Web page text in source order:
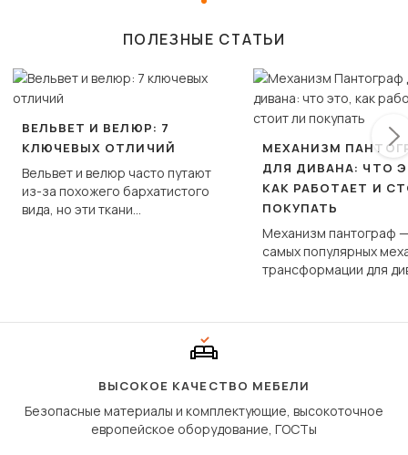
ПОЛЕЗНЫЕ СТАТЬИ
ВЕЛЬВЕТ И ВЕЛЮР: 7
КЛЮЧЕВЫХ ОТЛИЧИЙ
Вельвет и велюр часто путают
из-за похожего бархатистого
вида, но эти ткани
МЕХАНИЗМ
ДЛЯ ДИВАНА: ЧТО
КАК РАБОТАЕТ И
ПОКУПАТЬ
Механизм пантограф
самых популярных
трансформации для
сиденье не
дугообразной
ВЫСОКОЕ КАЧЕСТВО МЕБЕЛИ
Безопасные материалы и комплектующие, высокоточное
европейское оборудование, ГОСТы